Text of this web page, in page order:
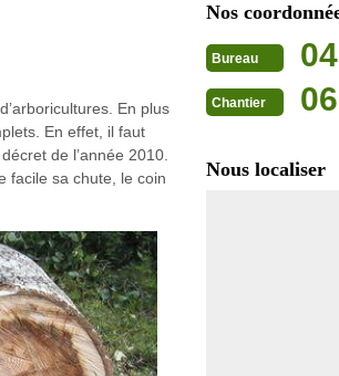
En plus
En effet, il faut
de l’année 2010.
facile sa chute, le coin
Nos
Bureau
Chantier
Nous localiser